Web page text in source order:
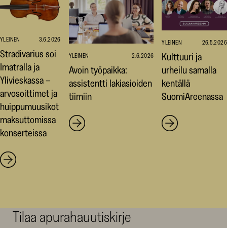
YLEINEN 3.6.2026
Stradivarius soi
Imatralla ja
Ylivieskassa –
arvosoittimet ja
huippumuusikot
maksuttomissa
konserteissa
YLEINEN 2.6.2026
Avoin työpaikka:
assistentti lakiasioiden
tiimiin
YLEINEN 26.5.2026
Kulttuuri ja
urheilu samalla
kentällä
SuomiAreenassa
Tilaa apurahauutiskirje